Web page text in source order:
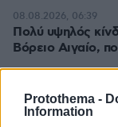
Protothema -
Information
Πολύ υψηλός
Βόρειο Αιγαίο,
08.08.2026, 06:39
Στήριξη Τραμπ
«βοήθεια» 1
08.08.2026, 06:02